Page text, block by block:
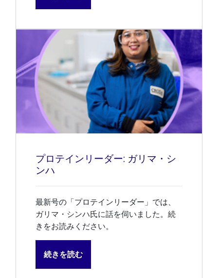
プロテインリーダー: ガリマ・シ
ンハ
最新号の「プロテインリーダー」では、
ガリマ・シンハ氏に話を伺いました。続
きをお読みください。
続きを読む